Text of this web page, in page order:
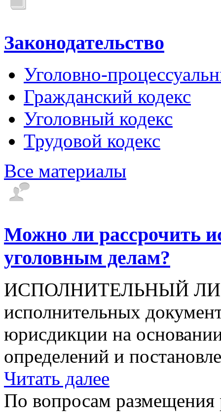
Законодательство
Уголовно-
Гражданский кодекс
Уголовный кодекс
Трудовой кодекс
Все материалы
Можно ли рассрочить
уголовным делам?
ИСПОЛНИТЕЛЬНЫЙ
исполнительных
юрисдикции на
определений и
Читать далее
По вопросам размещения